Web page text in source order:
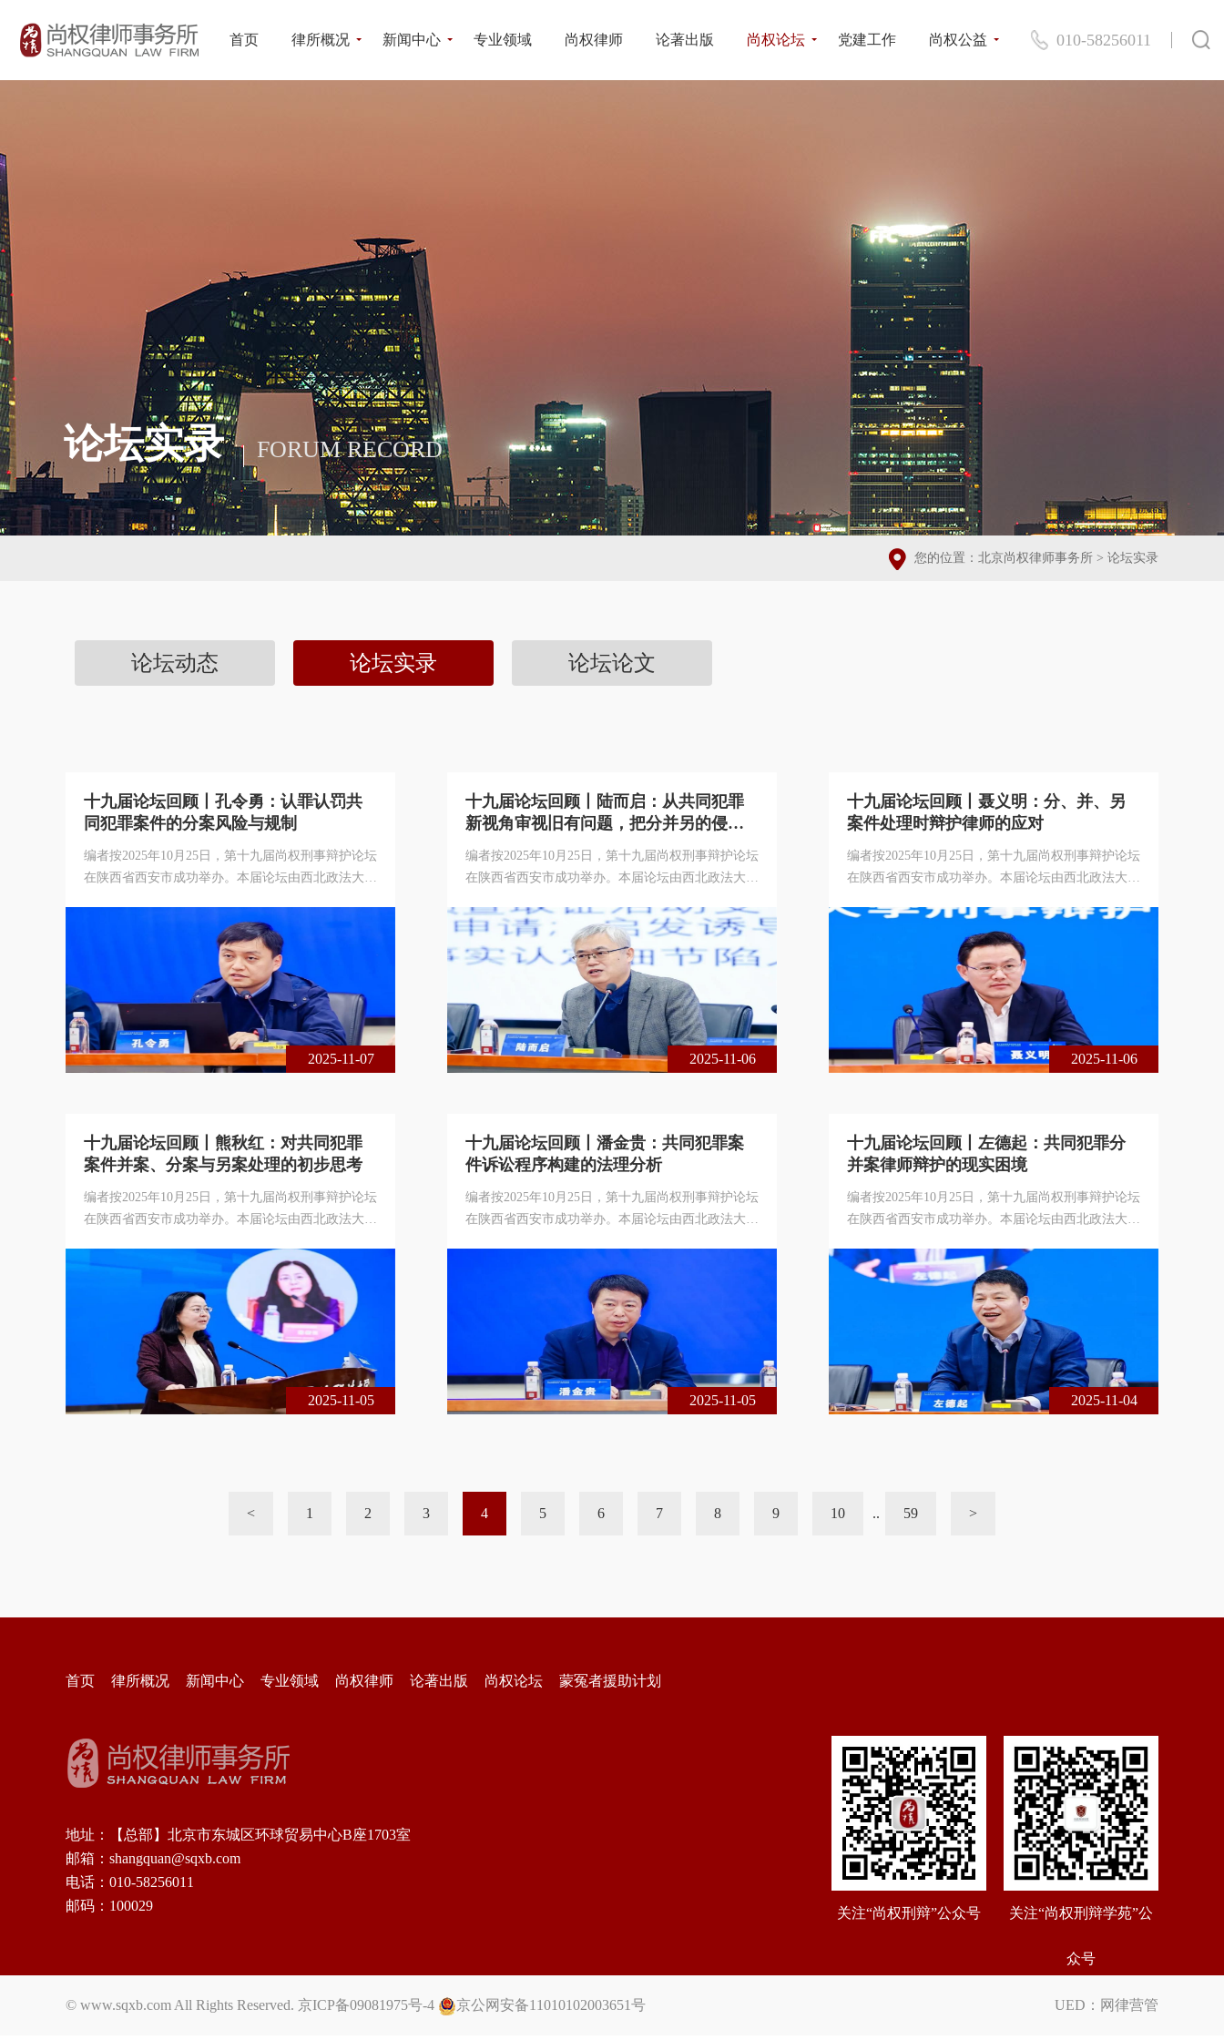
首页 律所概况 新闻中心 专业领域 尚权律师 论著出版 尚权论坛 党建工作 尚权公益 010-58256011
论坛实录 FORUM RECORD
您的位置： 北京尚权律师事务所 > 论坛实录
论坛动态 论坛实录 论坛论文
十九届论坛回顾丨孔令勇：认罪认罚共
同犯罪案件的分案风险与规制
编者按2025年10月25日，第十九届尚权刑事辩护论坛
在陕西省西安市成功举办。本届论坛由西北政法大学
办，主题为共同犯罪案件的分案、并案与另案处理。
本届论坛采用线下、线上相结合的方式，现场出席的
专家学者、法律实务界人士共300余人，论坛在线实
时收看累计达1 3万余人次。以下是安徽大学法学院
副院长、副教授孔令勇在论坛上的发言，整理刊发以
飨大家！孔令勇安徽大学法学院副院
2025-11-07
十九届论坛回顾丨陆而启：从共同犯罪
新视角审视旧有问题，把分并另的侵权
危险转化为维权契机
编者按2025年10月25日，第十九届尚权刑事辩护论坛
在陕西省西安市成功举办。本届论坛由西北政法大学
办，主题为共同犯罪案件的分案、并案与另案处理。
本届论坛采用线下、线上相结合的方式，现场出席的
专家学者、法律实务界人士共300余人，论坛在线实
时收看累计达1 3万余人次。以下是厦门大学法学院
副教授陆而启在论坛上的发言，整理刊发以飨大家！
陆而启厦门大学法学院副教授 我
2025-11-06
十九届论坛回顾丨聂义明：分、并、另
案件处理时辩护律师的应对
编者按2025年10月25日，第十九届尚权刑事辩护论坛
在陕西省西安市成功举办。本届论坛由西北政法大学
办，主题为共同犯罪案件的分案、并案与另案处理。
本届论坛采用线下、线上相结合的方式，现场出席的
专家学者、法律实务界人士共300余人，论坛在线实
时收看累计达1 3万余人次。以下是湖北立丰律师事
务所合伙人、湖北省律师协会刑事业务委员会副主任
聂义明律师在论坛上的发言，整理刊
2025-11-06
十九届论坛回顾丨熊秋红：对共同犯罪
案件并案、分案与另案处理的初步思考
编者按2025年10月25日，第十九届尚权刑事辩护论坛
在陕西省西安市成功举办。本届论坛由西北政法大学
办，主题为共同犯罪案件的分案、并案与另案处理。
本届论坛采用线下、线上相结合的方式，现场出席的
专家学者、法律实务界人士共300余人，论坛在线实
时收看累计达1 3万余人次。以下是中国政法大学诉
讼法学研究院院长、教授，中国刑诉法学研究会副会
长兼秘书长熊秋红在论坛上的主题发
2025-11-05
十九届论坛回顾丨潘金贵：共同犯罪案
件诉讼程序构建的法理分析
编者按2025年10月25日，第十九届尚权刑事辩护论坛
在陕西省西安市成功举办。本届论坛由西北政法大学
本届论坛采用线下、线上相结合的方式，现场出席的
专家学者、法律实务界人士共300余人，论坛在线实
时收看累计达1 3万余人次。以下是西南政法大学法
学院教授、刑事辩护高等研究院执行院长潘金贵在论
坛上的发言，整理刊发以飨大家！潘
2025-11-05
十九届论坛回顾丨左德起：共同犯罪分
并案律师辩护的现实困境
编者按2025年10月25日，第十九届尚权刑事辩护论坛
在陕西省西安市成功举办。本届论坛由西北政法大学
办，主题为共同犯罪案件的分案、并案与另案处理。
本届论坛采用线下、线上相结合的方式，现场出席的
专家学者、法律实务界人士共300余人，论坛在线实
时收看累计达1 3万余人次。以下是深圳大学法学院
教授左德起在论坛上的发言，整理刊发以飨大家！很
高兴参加尚权论坛，今天听了大家的
2025-11-04
< 1 2 3 4 5 6 7 8 9 10 .. 59 >
首页 律所概况 新闻中心 专业领域 尚权律师 论著出版 尚权论坛 蒙冤者援助计划
地址：【总部】北京市东城区环球贸易中心B座1703室
邮箱：shangquan@sqxb.com
电话：010-58256011
邮码：100029
关注“尚权刑辩”公众号 关注“尚权刑辩学苑”公
众号
© www.sqxb.com All Rights Reserved. 京ICP备09081975号-4 京公网安备11010102003651号 UED： 网律营管